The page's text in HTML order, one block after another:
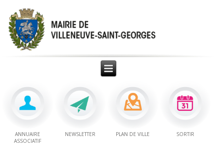
ANNUAIRE
ASSOCIATIF
NEWSLETTER PLAN DE VILLE SORTIR